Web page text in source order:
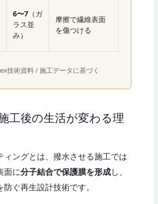
6〜7 （ガ
ラス並
み）
摩擦で繊維表面
を傷つける
技術資料 / 施工データに基づく
工後の生活が変わる理
ィングとは、撥水させる施工では
面に分子結合で保護膜を形成し、
ぐ再生設計技術です。